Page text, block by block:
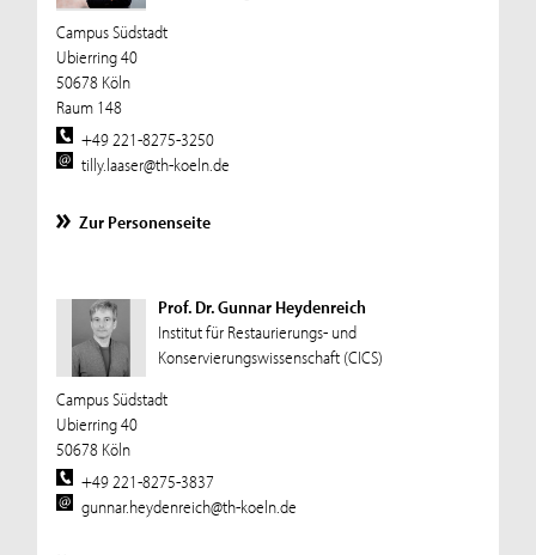
Campus Südstadt
Ubierring 40
50678 Köln
Raum 148
+49 221-8275-3250
tilly.laaser@th-koeln.de
Zur Personenseite
Prof. Dr. Gunnar Heydenreich
Institut für Restaurierungs- und
Konservierungswissenschaft (CICS)
Campus Südstadt
Ubierring 40
50678 Köln
+49 221-8275-3837
gunnar.heydenreich@th-koeln.de